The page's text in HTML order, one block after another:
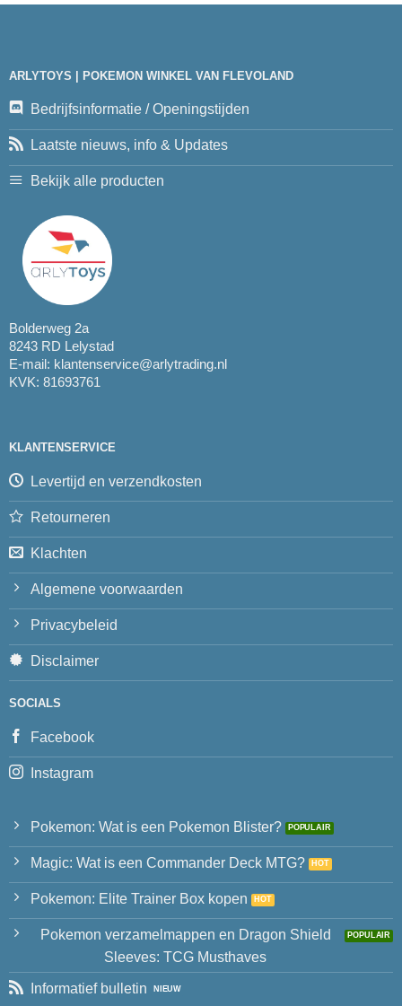
ARLYTOYS | POKEMON WINKEL VAN FLEVOLAND
Bedrijfsinformatie / Openingstijden
Laatste nieuws, info & Updates
Bekijk alle producten
Bolderweg 2a
8243 RD Lelystad
E-mail: klantenservice@arlytrading.nl
KVK: 81693761
KLANTENSERVICE
Levertijd en verzendkosten
Retourneren
Klachten
Algemene voorwaarden
Privacybeleid
Disclaimer
SOCIALS
Facebook
Instagram
Pokemon: Wat is een Pokemon Blister?
Magic: Wat is een Commander Deck MTG?
Pokemon: Elite Trainer Box kopen
Pokemon verzamelmappen en Dragon Shield
Sleeves: TCG Musthaves
Informatief bulletin